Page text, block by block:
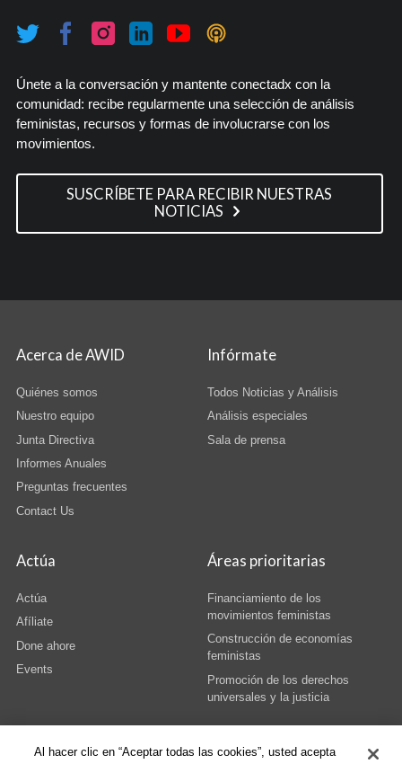
Únete a la conversación y mantente conectadx con la
comunidad: recibe regularmente una selección de análisis
feministas, recursos y formas de involucrarse con los
movimientos.
SUSCRÍBETE PARA RECIBIR NUESTRAS
NOTICIAS
Acerca de AWID
Quiénes somos
Nuestro equipo
Junta Directiva
Informes Anuales
Preguntas frecuentes
Contact Us
Infórmate
Todos Noticias y Análisis
Análisis especiales
Sala de prensa
Actúa
Actúa
Afíliate
Done ahore
Events
Áreas prioritarias
Financiamiento de los
movimientos feministas
Construcción de economías
feministas
Promoción de los derechos
universales y la justicia
Al hacer clic en “Aceptar todas las cookies”, usted acepta